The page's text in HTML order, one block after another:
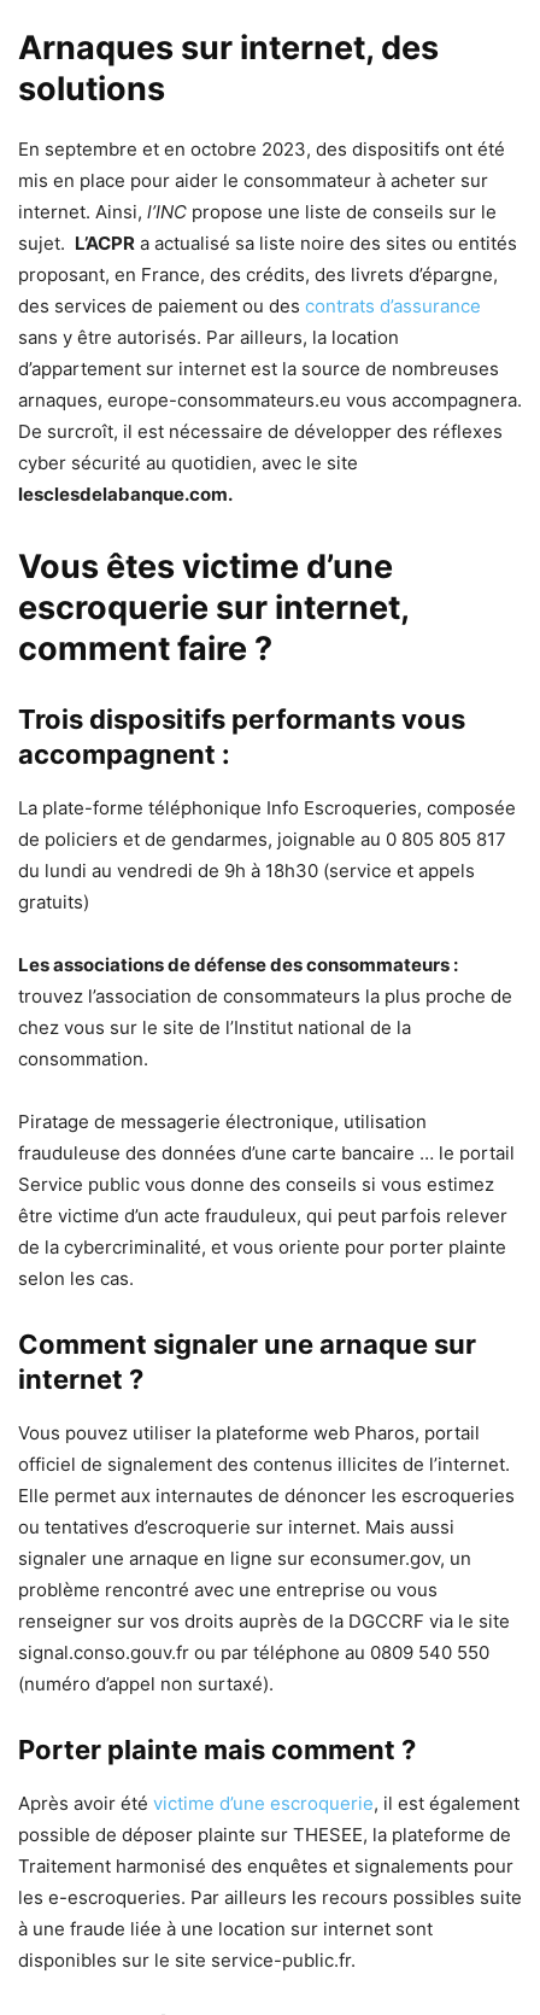
Arnaques sur internet, des
solutions
En septembre et en octobre 2023, des dispositifs ont été
mis en place pour aider le consommateur à acheter sur
internet. Ainsi, l’INC propose une liste de conseils sur le
sujet. L’ACPR a actualisé sa liste noire des sites ou entités
proposant, en France, des crédits, des livrets d’épargne,
des services de paiement ou des contrats d’assurance
sans y être autorisés. Par ailleurs, la location
d’appartement sur internet est la source de nombreuses
arnaques, europe-consommateurs.eu vous accompagnera.
De surcroît, il est nécessaire de développer des réflexes
cyber sécurité au quotidien, avec le site
lesclesdelabanque.com.
Vous êtes victime d’une
escroquerie sur internet,
comment faire ?
Trois dispositifs performants vous
accompagnent :
La plate-forme téléphonique Info Escroqueries, composée
de policiers et de gendarmes, joignable au 0 805 805 817
du lundi au vendredi de 9h à 18h30 (service et appels
gratuits)
Les associations de défense des consommateurs :
trouvez l’association de consommateurs la plus proche de
chez vous sur le site de l’Institut national de la
consommation.
Piratage de messagerie électronique, utilisation
frauduleuse des données d’une carte bancaire … le portail
Service public vous donne des conseils si vous estimez
être victime d’un acte frauduleux, qui peut parfois relever
de la cybercriminalité, et vous oriente pour porter plainte
selon les cas.
Comment signaler une arnaque sur
internet ?
Vous pouvez utiliser la plateforme web Pharos, portail
officiel de signalement des contenus illicites de l’internet.
Elle permet aux internautes de dénoncer les escroqueries
ou tentatives d’escroquerie sur internet. Mais aussi
signaler une arnaque en ligne sur econsumer.gov, un
problème rencontré avec une entreprise ou vous
renseigner sur vos droits auprès de la DGCCRF via le site
signal.conso.gouv.fr ou par téléphone au 0809 540 550
(numéro d’appel non surtaxé).
Porter plainte mais comment ?
Après avoir été victime d’une escroquerie, il est également
possible de déposer plainte sur THESEE, la plateforme de
Traitement harmonisé des enquêtes et signalements pour
les e-escroqueries. Par ailleurs les recours possibles suite
à une fraude liée à une location sur internet sont
disponibles sur le site service-public.fr.